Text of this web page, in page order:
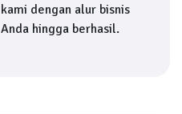
kami dengan alur bisnis
Anda hingga berhasil.